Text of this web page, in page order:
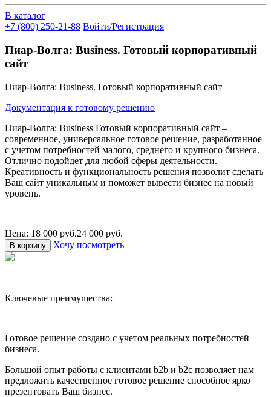
В каталог
+7 (800) 250-21-88 Войти/Регистрация
Пиар-Волга: Business. Готовый корпоративный
сайт
Пиар-Волга: Business. Готовый корпоративный сайт
Документация к готовому решению
Пиар-Волга: Business Готовый корпоративный сайт –
современное, универсальное готовое решение, разработанное
с учетом потребностей малого, среднего и крупного бизнеса.
Отлично подойдет для любой сферы деятельности.
Креативность и функциональность решения позволит сделать
Ваш сайт уникальным и поможет вывести бизнес на новый
уровень.
Цена: 18 000 руб.24 000 руб.
В корзину Хочу посмотреть
Ключевые преимущества:
Готовое решение создано с учетом реальных потребностей
бизнеса.
Большой опыт работы с клиентами b2b и b2c позволяет нам
предложить качественное готовое решение способное ярко
презентовать Ваш бизнес.